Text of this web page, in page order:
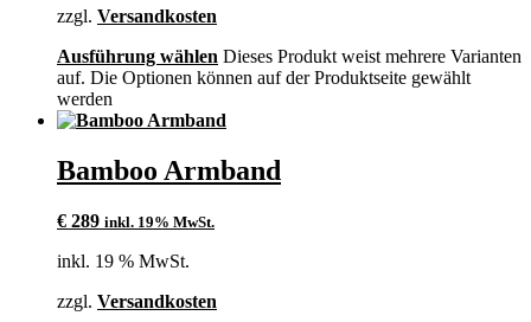
zzgl. Versandkosten
Ausführung wählen Dieses Produkt weist mehrere Varianten
auf. Die Optionen können auf der Produktseite gewählt
werden
Bamboo Armband
€ 289 inkl. 19% MwSt.
inkl. 19 % MwSt.
zzgl. Versandkosten